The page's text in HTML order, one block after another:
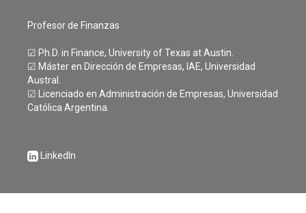
Profesor de Finanzas
☑ Ph.D. in Finance, University of Texas at Austin.
☑ Máster en Dirección de Empresas, IAE, Universidad
Austral.
☑ Licenciado en Administración de Empresas, Universidad
Católica Argentina.
LinkedIn